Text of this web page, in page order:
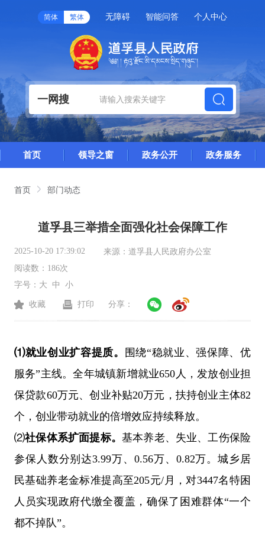
简体 繁体 无障碍 智能问答 个人中心
一网搜
首页 领导之窗 政务公开 政务服务
首页 部门动态
道孚县三举措全面强化社会保障工作
2025-10-20 17:39:02 来源： 道孚县人民政府办公室
阅读数： 186次
字号： 大 中 小
收藏 打印 分享：
⑴就业创业扩容提质。 围绕“稳就业、强保障、优
服务”主线。全年城镇新增就业650人，发放创业担
保贷款60万元、创业补贴20万元，扶持创业主体82
个，创业带动就业的倍增效应持续释放。
⑵社保体系扩面提标。 基本养老、失业、工伤保险
参保人数分别达3.99万、0.56万、0.82万。城乡居
民基础养老金标准提高至205元/月，对3447名特困
人员实现政府代缴全覆盖，确保了困难群体“一个
都不掉队”。